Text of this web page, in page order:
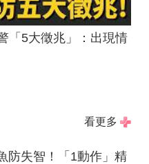
「5大徵兆」：出現情
看更多
防失智！「1動作」精